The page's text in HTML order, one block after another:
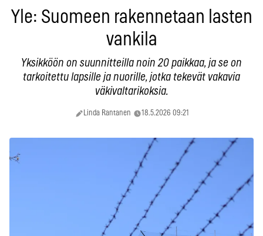
Yle: Suomeen rakennetaan lasten
vankila
Yksikköön on suunnitteilla noin 20 paikkaa, ja se on
tarkoitettu lapsille ja nuorille, jotka tekevät vakavia
väkivaltarikoksia.
Linda Rantanen 18.5.2026 09:21